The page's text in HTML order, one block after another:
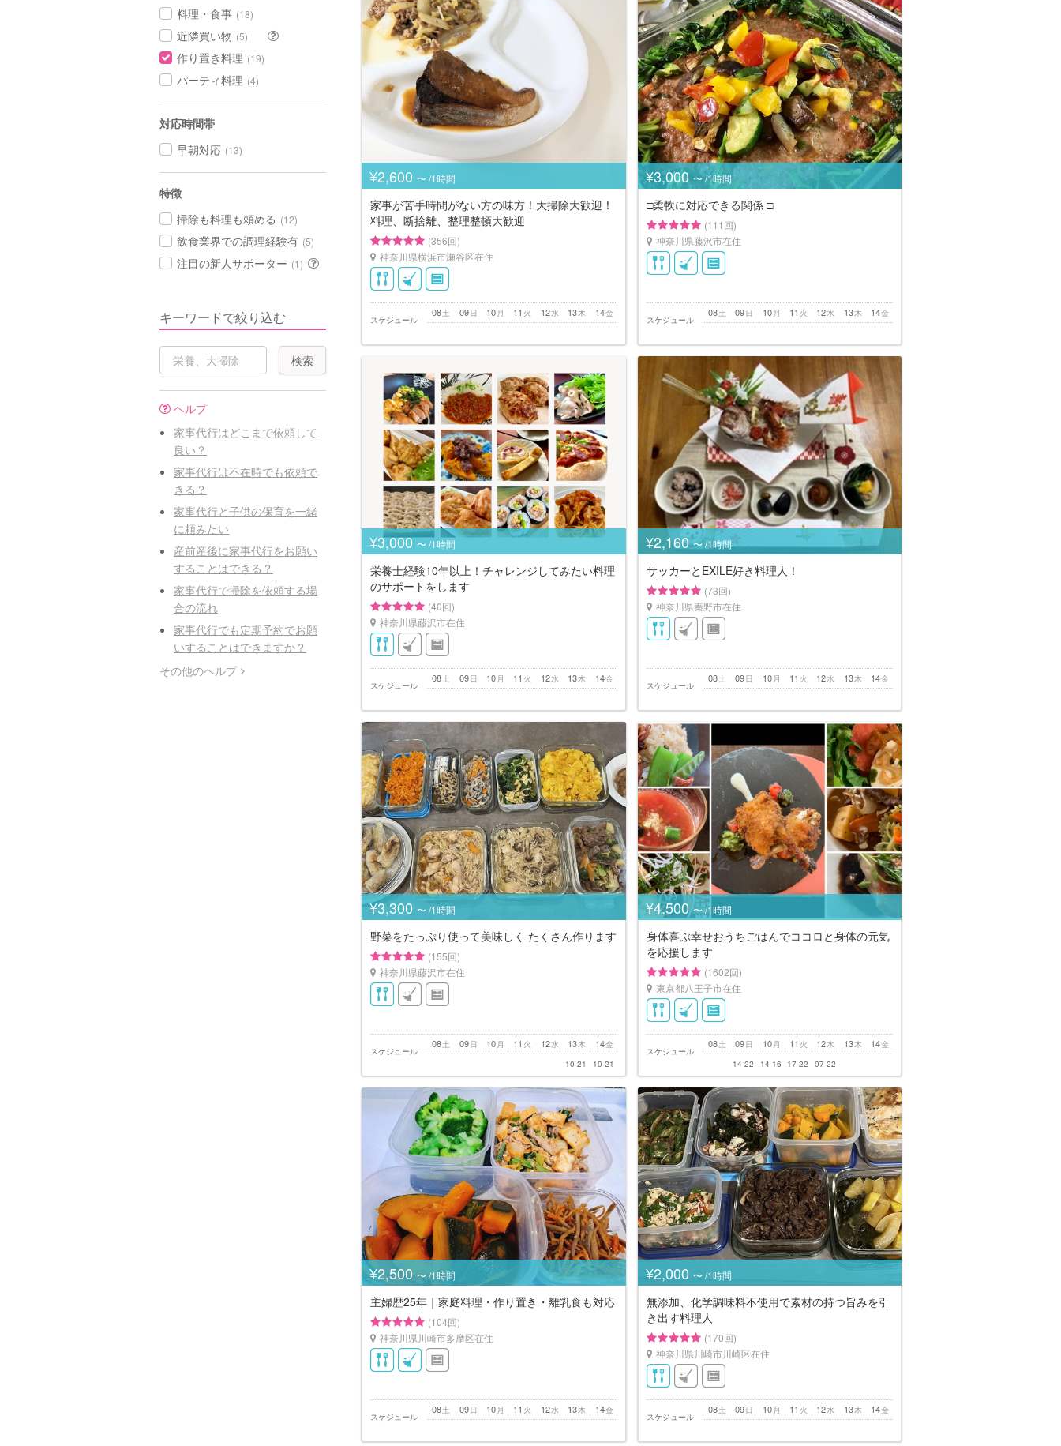
料理・食事 (18)
近隣買い物 (5)
作り置き料理 (19)
パーティ料理 (4)
対応時間帯
早朝対応 (13)
特徴
掃除も料理も頼める (12)
飲食業界での調理経験有 (5)
注目の新人サポーター (1)
キーワードで絞り込む
ヘルプ
家事代行はどこまで依頼して
良い？
家事代行は不在時でも依頼で
きる？
家事代行と子供の保育を一緒
に頼みたい
産前産後に家事代行をお願い
することはできる？
家事代行で掃除を依頼する場
合の流れ
家事代行でも定期予約でお願
いすることはできますか？
その他のヘルプ
¥2,600 〜 /1時間
家事が苦手時間がない方の味方！大掃除大歓迎！
料理、断捨離、整理整頓大歓迎
(356回)
神奈川県横浜市瀬谷区在住
スケジュール
土
08 日
09 月
10 火
11 水
12 木
13 金
14
¥3,000 〜 /1時間
□︎柔軟に対応できる関係 □︎
(111回)
神奈川県藤沢市在住
スケジュール
土
08 日
09 月
10 火
11 水
12 木
13 金
14
¥3,000 〜 /1時間
栄養士経験10年以上！チャレンジしてみたい料理
のサポートをします
(40回)
神奈川県藤沢市在住
スケジュール
土
08 日
09 月
10 火
11 水
12 木
13 金
14
¥2,160 〜 /1時間
サッカーとEXILE好き料理人！
(73回)
神奈川県秦野市在住
スケジュール
土
08 日
09 月
10 火
11 水
12 木
13 金
14
¥3,300 〜 /1時間
野菜をたっぷり使って美味しく たくさん作ります
(155回)
神奈川県藤沢市在住
スケジュール
土
08 日
09 月
10 火
11 水
12 木
13 金
14
10-21 10-21
¥4,500 〜 /1時間
身体喜ぶ幸せおうちごはんでココロと身体の元気
を応援します
(1602回)
東京都八王子市在住
スケジュール
土
08 日
09 月
10 火
11 水
12 木
13 金
14
14-22 14-16 17-22 07-22
¥2,500 〜 /1時間
主婦歴25年｜家庭料理・作り置き・離乳食も対応
(104回)
神奈川県川崎市多摩区在住
スケジュール
土
08 日
09 月
10 火
11 水
12 木
13 金
14
¥2,000 〜 /1時間
無添加、化学調味料不使用で素材の持つ旨みを引
き出す料理人
(170回)
神奈川県川崎市川崎区在住
スケジュール
土
08 日
09 月
10 火
11 水
12 木
13 金
14